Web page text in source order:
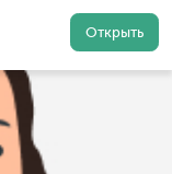
Открыть
Няни у метро